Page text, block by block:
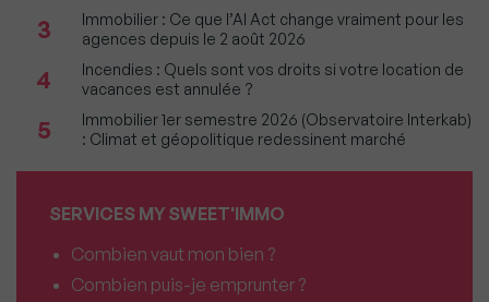
3
Immobilier : Ce que l’AI Act change vraiment pour les
agences depuis le 2 août 2026
4
Incendies : Quels sont vos droits si votre location de
vacances est annulée ?
5
Immobilier 1er semestre 2026 (Observatoire Interkab)
: Climat et géopolitique redessinent marché
SERVICES MY SWEET'IMMO
Combien vaut mon bien ?
Combien puis-je emprunter ?